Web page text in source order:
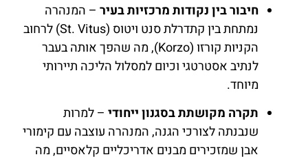
חיבור בין נקודות מרכזיות בעיר – המנהרה
נמתחת בין קתדרלת סנט ויטוס (St. Vitus) לרחוב
הקניות קורזו (Korzo), מה שהפך אותה בעבר
לנתיב אסטרטגי וכיום למסלול הליכה תיירותי
מיוחד.
תקרה מקושתת בסגנון ייחודי – למרות
שנבנתה לצורכי הגנה, המנהרה עוצבה עם קימורי
אבן שמזכירים מבנים אדריכליים קלאסיים, מה